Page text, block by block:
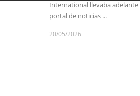
International llevaba
portal de noticias ...
20/05/2026